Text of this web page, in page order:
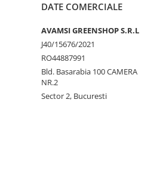
DATE COMERCIALE
AVAMSI GREENSHOP S.R.L
J40/15676/2021
RO44887991
Bld. Basarabia 100 CAMERA
NR.2
Sector 2, Bucuresti